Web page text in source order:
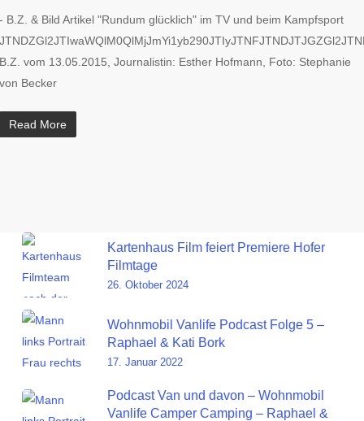
B.Z. & Bild Artikel "Rundum glücklich" im TV und beim Kampfsport
vom 13.05.2015, Journalistin: Esther Hofmann, Foto: Stephanie
Becker
Read More
Kartenhaus Film feiert Premiere Hofer
Filmtage
26. Oktober 2024
Wohnmobil Vanlife Podcast Folge 5 –
Raphael & Kati Bork
17. Januar 2022
Podcast Van und davon – Wohnmobil
Vanlife Camper Camping – Raphael &